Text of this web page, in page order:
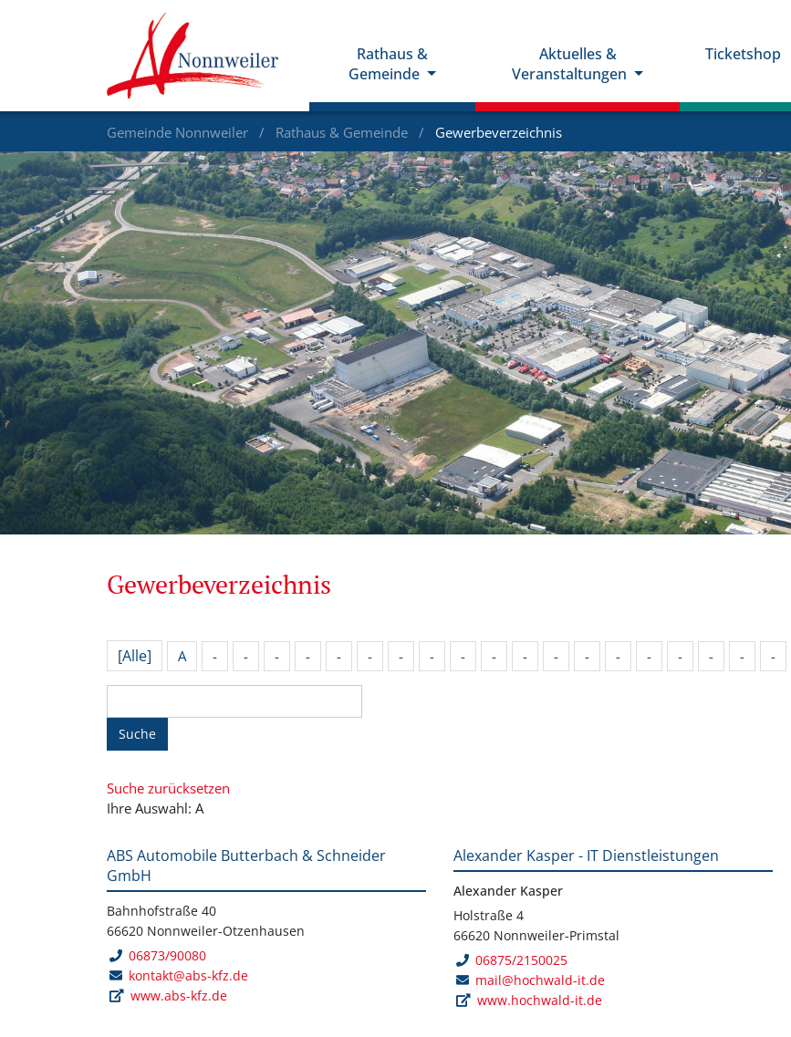
Rathaus &
Gemeinde
Aktuelles &
Veranstaltungen
Ticketshop
Gemeinde Nonnweiler Rathaus & Gemeinde Gewerbeverzeichnis
Gewerbeverzeichnis
[Alle] A - - - - - - - - - - - - - - - - - - -
Suche
Suche zurücksetzen
Ihre Auswahl: A
ABS Automobile Butterbach & Schneider
GmbH
Bahnhofstraße 40
66620 Nonnweiler-Otzenhausen
06873/90080
kontakt@abs-kfz.de
www.abs-kfz.de
Alexander Kasper - IT Dienstleistungen
Alexander Kasper
Holstraße 4
66620 Nonnweiler-Primstal
06875/2150025
mail@hochwald-it.de
www.hochwald-it.de